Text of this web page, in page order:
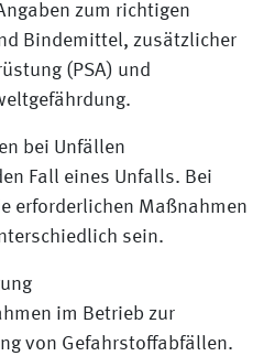
zum richtigen
Bindemittel, zusätzlicher
(PSA) und
bei Unfällen
Fall eines Unfalls. Bei
erforderlichen Maßnahmen
sein.
im Betrieb zur
von Gefahrstoffabfällen.